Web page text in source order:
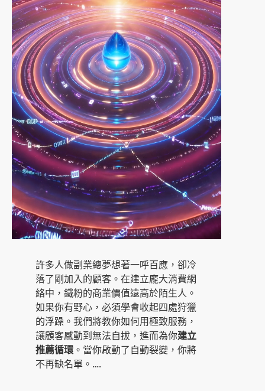
許多人做副業總夢想著一呼百應，卻冷
落了剛加入的顧客。在建立龐大消費網
絡中，鐵粉的商業價值遠高於陌生人。
如果你有野心，必須學會收起四處狩獵
的浮躁。我們將教你如何用極致服務，
讓顧客感動到無法自拔，進而為你建立
推薦循環 。當你啟動了自動裂變，你將
不再缺名單。….